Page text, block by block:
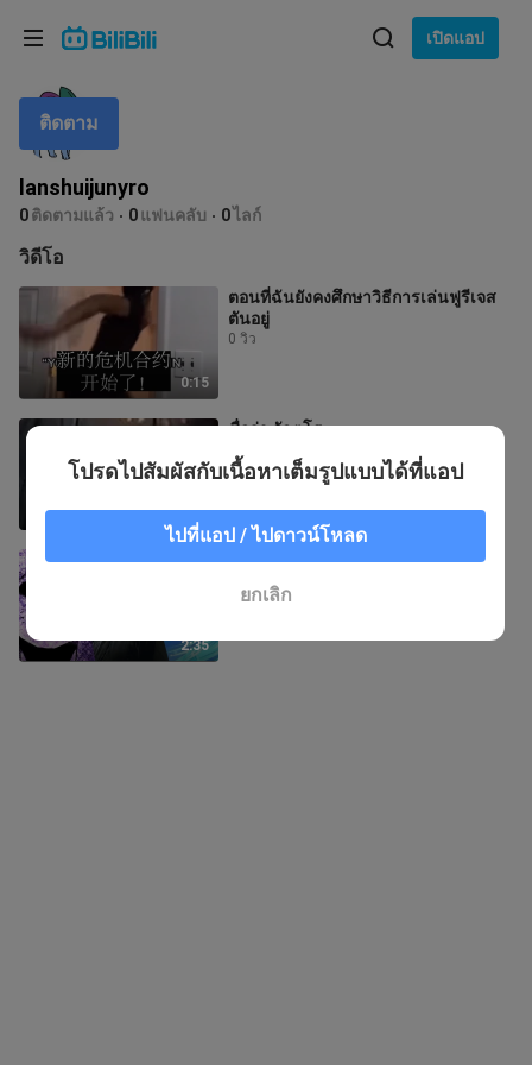
เปิดแอป
lanshuijunyro
0ติดตามแล้ว 0แฟนคลับ 0ไลก์
ติดตาม
วิดีโอ
0:15
ตอนที่ฉันยังคงศึกษาวิธีการเล่นฟูรีเจส
ตันอยู่
0 วิว
0:45
ชื่อว่า อัลตูโร
2:35
ตอนนั้นไม่มีใครคิดว่าคุณจะแพ้
โปรดไปสัมผัสกับเนื้อหาเต็มรูปแบบได้ที่แอป
ไปที่แอป / ไปดาวน์โหลด
ยกเลิก
ภาษา: ภาษาไทย
ข้าสู่
ะบบ
เลือกภาษา
English
ภาษาไทย
Tiếng Việt
Bahasa Melayu